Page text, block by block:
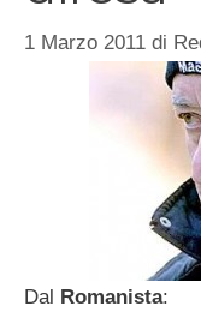
1 Marzo 2011 di
Dal Romanista: